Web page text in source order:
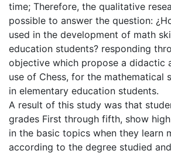
time; Therefore, the qualitative
possible to answer the question:
used in the development of math
education students? responding
objective which propose a didactic
use of Chess, for the mathematical
in elementary education students.
A result of this study was that
grades First through fifth, show
in the basic topics when they learn
according to the degree studied